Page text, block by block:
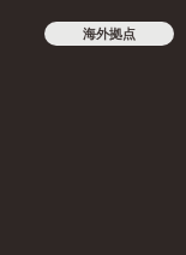
海外拠点